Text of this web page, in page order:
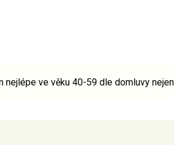
ve věku 40-59 dle domluvy